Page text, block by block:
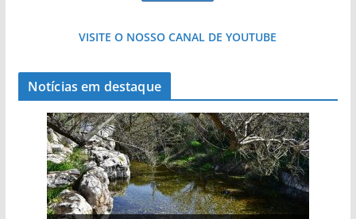
VISITE O NOSSO CANAL DE YOUTUBE
Notícias em destaque
Projeto milionário: investimento de 108